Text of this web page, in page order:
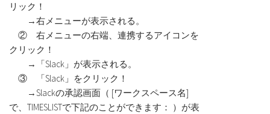
リック！
→右メニューが表示される。
② 右メニューの右端、連携するアイコンを
クリック！
→「Slack」が表示される。
③ 「Slack」をクリック！
→Slackの承認画面（ [ワークスペース名]
で、TIMESLISTで下記のことができます： ）が表